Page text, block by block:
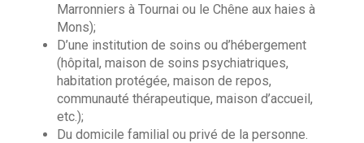
Marronniers à Tournai ou le Chêne aux haies à
Mons);
D’une institution de soins ou d’hébergement
(hôpital, maison de soins psychiatriques,
habitation protégée, maison de repos,
communauté thérapeutique, maison d’accueil,
etc.);
Du domicile familial ou privé de la personne.